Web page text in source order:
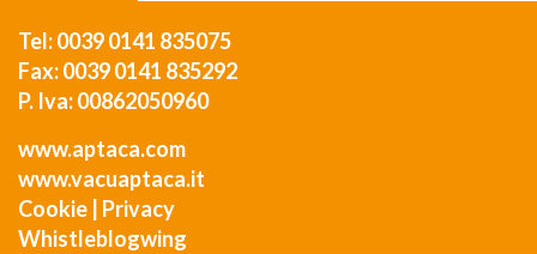
Tel: 0039 0141 835075
Fax: 0039 0141 835292
P. Iva: 00862050960
www.aptaca.com
www.vacuaptaca.it
Cookie Privacy
Whistleblogwing